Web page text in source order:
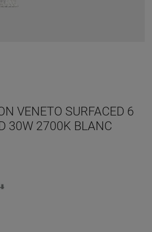
VENETO SURFACED 6
30W 2700K BLANC